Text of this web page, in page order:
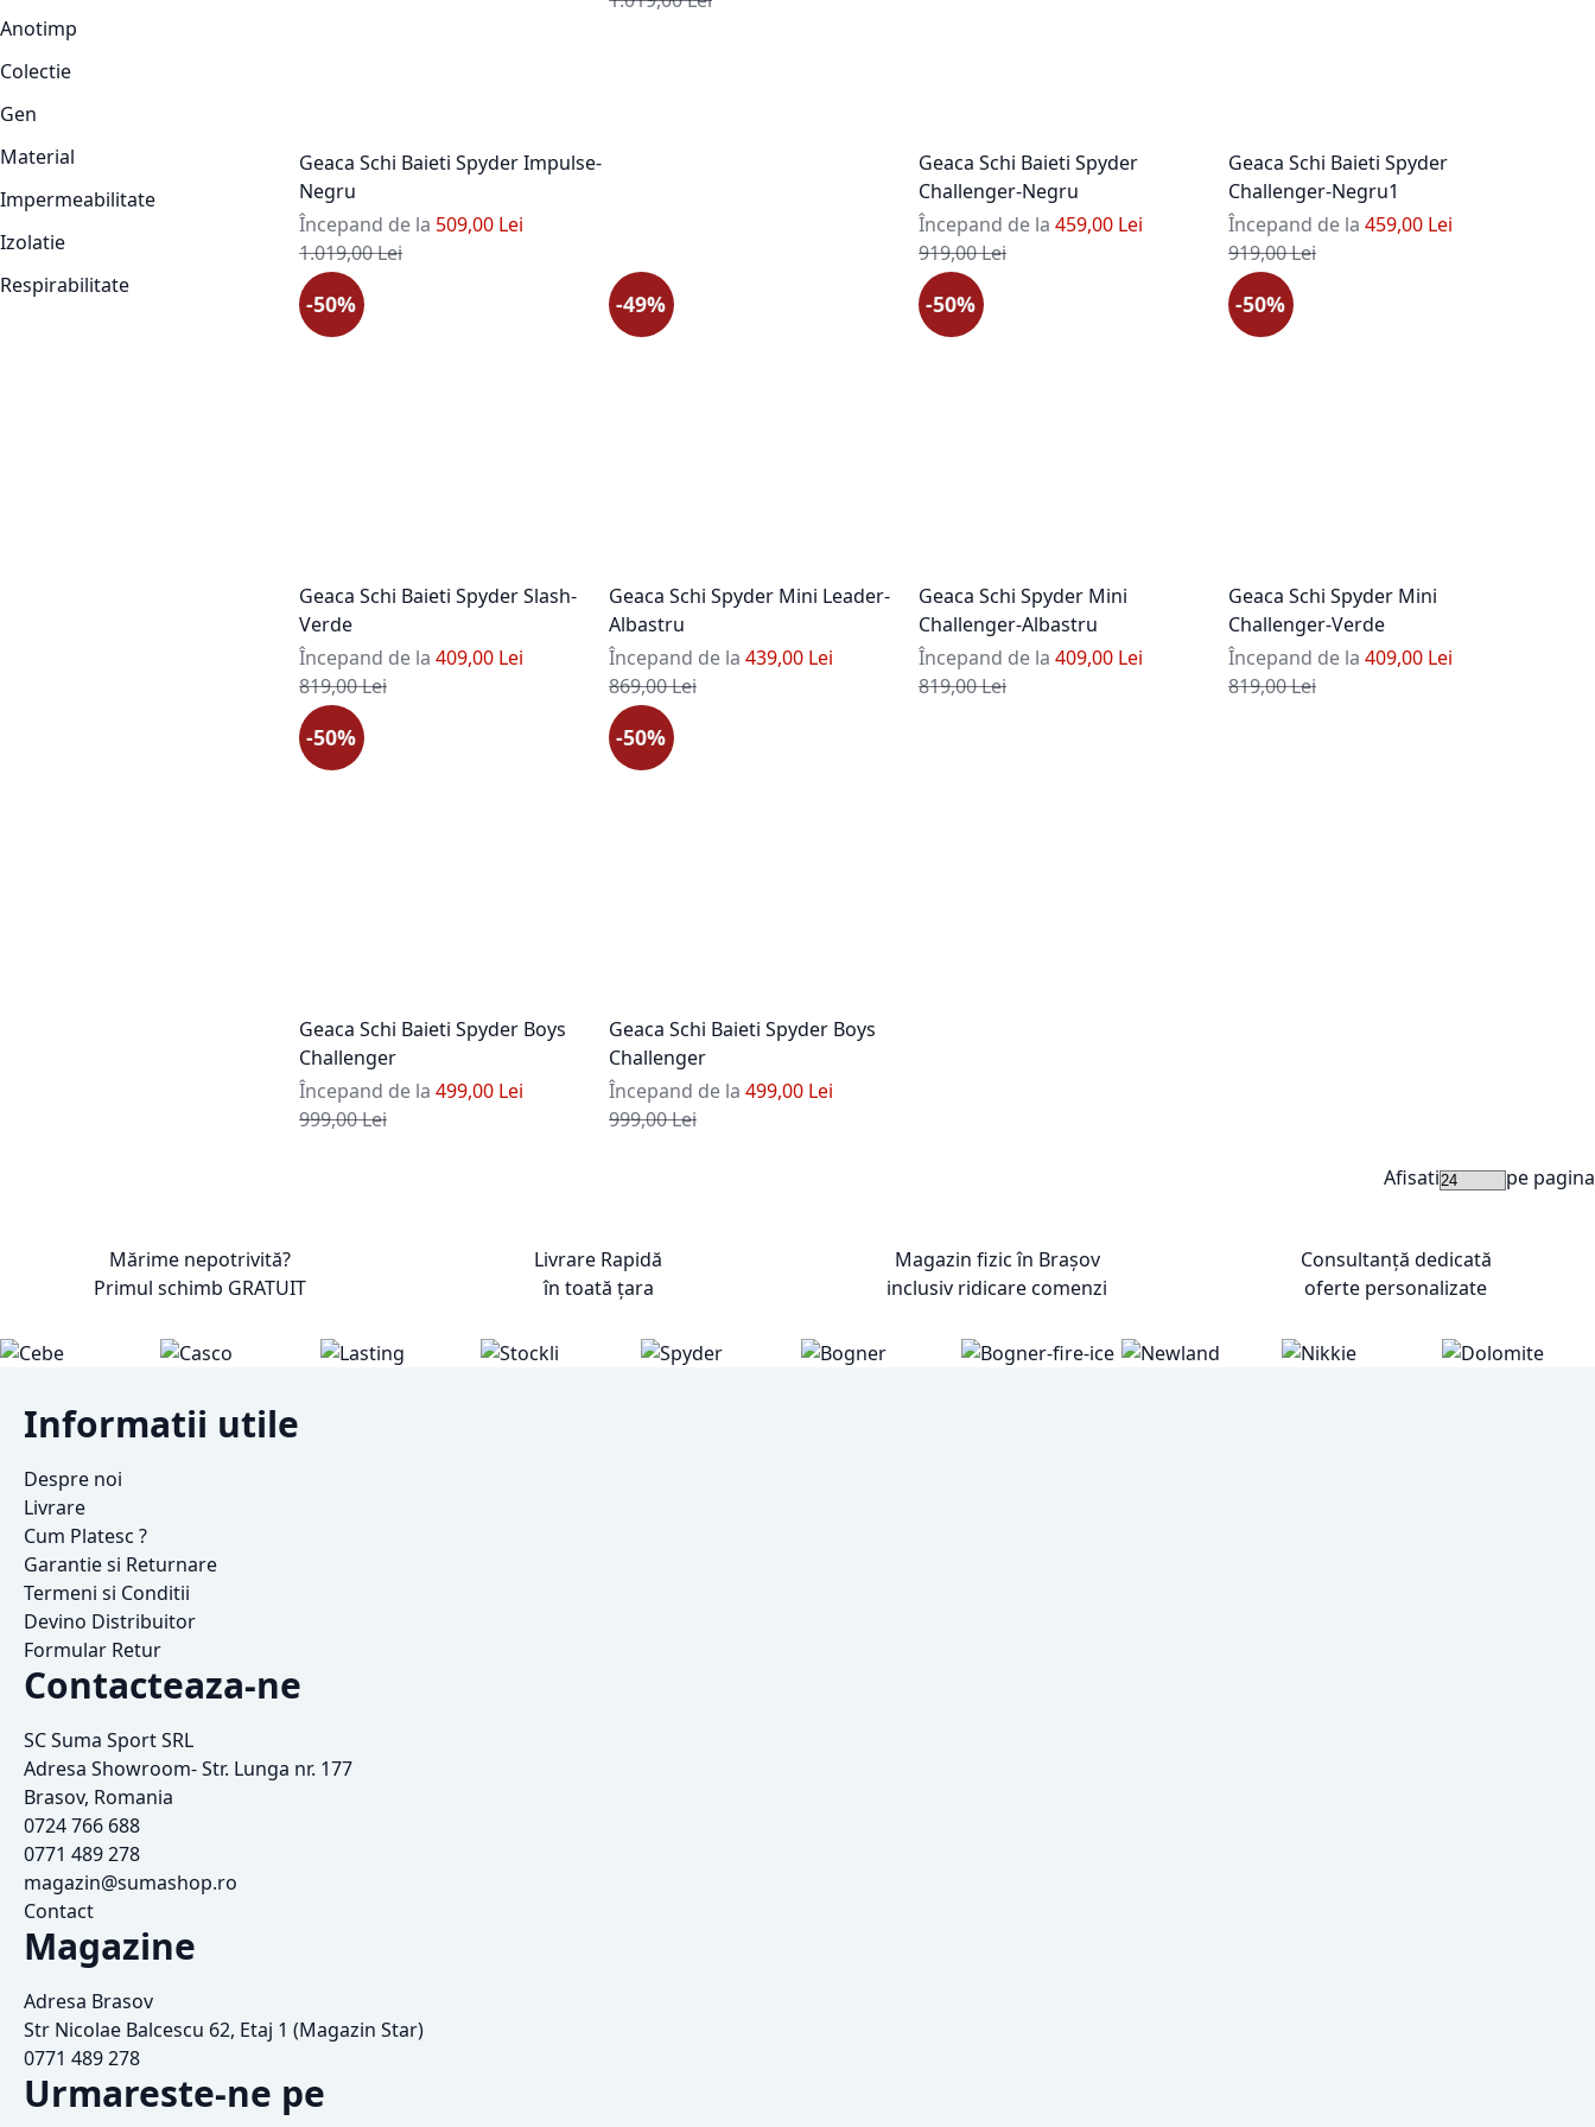
Anotimp
Colectie
Gen
Material
Impermeabilitate
Izolatie
Respirabilitate
Geaca Schi Baieti Spyder Impulse-
Negru
Începand de la 509,00 Lei
Pret standard
1.019,00 Lei
Geaca Schi Baieti Spyder
Challenger-Negru
Începand de la 459,00 Lei
Pret standard
919,00 Lei
Geaca Schi Baieti Spyder
Challenger-Negru1
Începand de la 459,00 Lei
Pret standard
919,00 Lei
-50%
Geaca Schi Baieti Spyder Slash-
Verde
Începand de la 409,00 Lei
Pret standard
819,00 Lei
-49%
Geaca Schi Spyder Mini Leader-
Albastru
Începand de la 439,00 Lei
Pret standard
869,00 Lei
-50%
Geaca Schi Spyder Mini
Challenger-Albastru
Începand de la 409,00 Lei
Pret standard
819,00 Lei
-50%
Geaca Schi Spyder Mini
Challenger-Verde
Începand de la 409,00 Lei
Pret standard
819,00 Lei
-50%
Geaca Schi Baieti Spyder Boys
Challenger
Începand de la 499,00 Lei
Pret standard
999,00 Lei
-50%
Geaca Schi Baieti Spyder Boys
Challenger
Începand de la 499,00 Lei
Pret standard
999,00 Lei
Afisati pe pagina
Mărime nepotrivită?
Primul schimb GRATUIT
Livrare Rapidă
în toată țara
Magazin fizic în Brașov
inclusiv ridicare comenzi
Consultanță dedicată
oferte personalizate
Informatii utile
Despre noi
Livrare
Cum Platesc ?
Garantie si Returnare
Termeni si Conditii
Devino Distribuitor
Formular Retur
Contacteaza-ne
SC Suma Sport SRL
Adresa Showroom- Str. Lunga nr. 177
Brasov, Romania
0724 766 688
0771 489 278
magazin@sumashop.ro
Contact
Magazine
Adresa Brasov
Str Nicolae Balcescu 62, Etaj 1 (Magazin Star)
0771 489 278
Urmareste-ne pe